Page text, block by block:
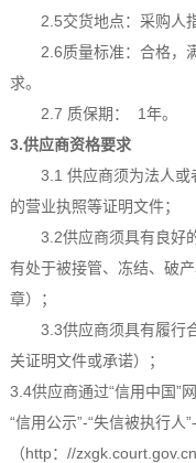
2.5交货地点：采购人
2.6质量标准：合格，
求。
2.7 质保期：
1年。
3.供应商资格要求
3.1 供应商须为法人或
的营业执照等证明文件；
3.2供应商须具有良好
有处于被接管、冻结、破
章）；
3.3供应商须具有履行
关证明文件或承诺）；
3.4供应商通过“信用中国”
“信用公示”-“失信被执行人
（http：//